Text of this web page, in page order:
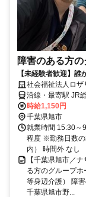
障害のある方
【未経験者歓迎】
実績と安定の会社／
社会福祉法人ロ
沿線・最寄駅 JR
時給1,150円
千葉県旭市
就業時間 15:30～
程度 ※勤務日数の
内） 時間外 なし
【千葉県旭市／
る方のグループ
等身辺介護） 障
千葉県旭市野...